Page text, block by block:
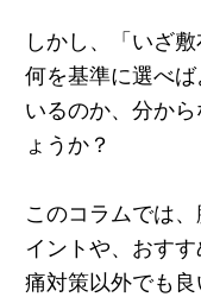
しかし、「いざ
何を基準に選べ
いるのか、分か
ょうか？
このコラムでは
イントや、おす
痛対策以外でも